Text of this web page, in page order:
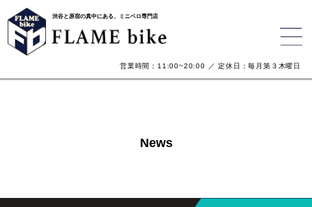
渋谷と原宿の真中にある、ミニベロ専門店
営業時間：11:00~20:00 ／ 定休日：毎月第３木曜日
News